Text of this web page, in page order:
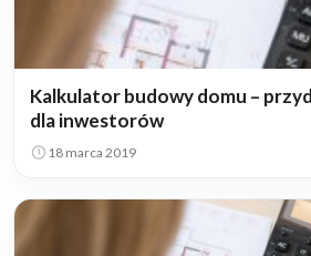
Kalkulator budowy domu –
dla inwestorów
18 marca 2019